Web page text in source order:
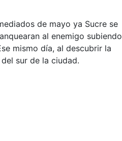
de mayo ya Sucre se
al enemigo subiendo
mismo día, al descubrir la
sur de la ciudad.